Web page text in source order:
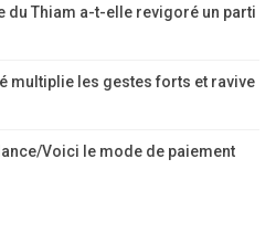
du Thiam a-t-elle revigoré un parti
multiplie les gestes forts et ravive
Voici le mode de paiement